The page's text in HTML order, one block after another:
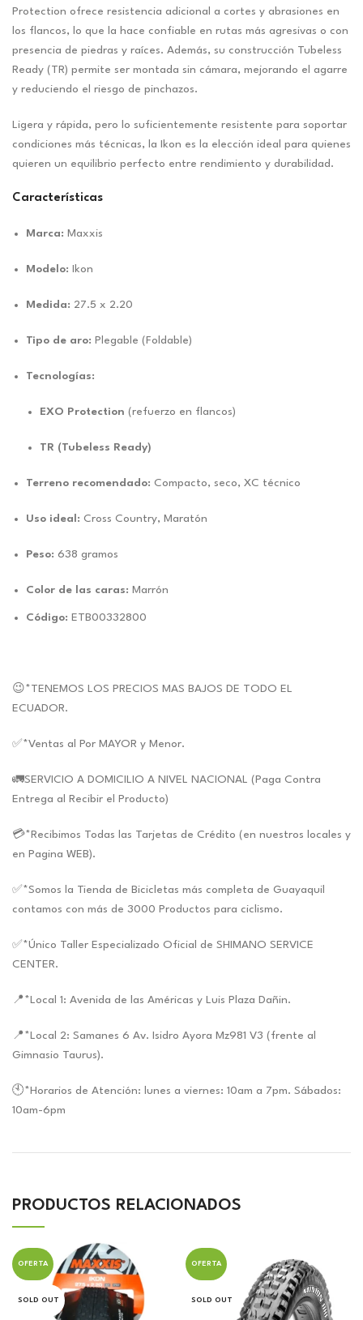
Protection ofrece resistencia adicional a cortes y abrasiones en
los flancos, lo que la hace confiable en rutas más agresivas o con
presencia de piedras y raíces. Además, su construcción Tubeless
Ready (TR) permite ser montada sin cámara, mejorando el agarre
y reduciendo el riesgo de pinchazos.
Ligera y rápida, pero lo suficientemente resistente para soportar
condiciones más técnicas, la Ikon es la elección ideal para quienes
quieren un equilibrio perfecto entre rendimiento y durabilidad.
Características
Marca: Maxxis
Modelo: Ikon
Medida: 27.5 x 2.20
Tipo de aro: Plegable (Foldable)
Tecnologías:
EXO Protection (refuerzo en flancos)
TR (Tubeless Ready)
Terreno recomendado: Compacto, seco, XC técnico
Uso ideal: Cross Country, Maratón
Peso: 638 gramos
Color de las caras: Marrón
Código: ETB00332800
😉*TENEMOS LOS PRECIOS MAS BAJOS DE TODO EL
ECUADOR.
✅*Ventas al Por MAYOR y Menor.
🚛SERVICIO A DOMICILIO A NIVEL NACIONAL (Paga Contra
Entrega al Recibir el Producto)
💳*Recibimos Todas las Tarjetas de Crédito (en nuestros locales y
en Pagina WEB).
✅*Somos la Tienda de Bicicletas más completa de Guayaquil
contamos con más de 3000 Productos para ciclismo.
✅*Único Taller Especializado Oficial de SHIMANO SERVICE
CENTER.
📍*Local 1: Avenida de las Américas y Luis Plaza Dañin.
📍*Local 2: Samanes 6 Av. Isidro Ayora Mz981 V3 (frente al
Gimnasio Taurus).
🕙*Horarios de Atención: lunes a viernes: 10am a 7pm. Sábados:
10am-6pm
PRODUCTOS RELACIONADOS
OFERTA
SOLD OUT
OFERTA
SOLD OUT